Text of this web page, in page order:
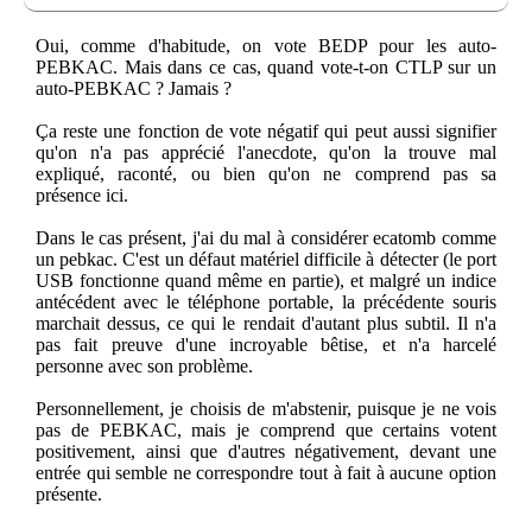
Oui, comme d'habitude, on vote BEDP pour les auto-
PEBKAC. Mais dans ce cas, quand vote-t-on CTLP sur un
auto-PEBKAC ? Jamais ?
Ça reste une fonction de vote négatif qui peut aussi signifier
qu'on n'a pas apprécié l'anecdote, qu'on la trouve mal
expliqué, raconté, ou bien qu'on ne comprend pas sa
présence ici.
Dans le cas présent, j'ai du mal à considérer ecatomb comme
un pebkac. C'est un défaut matériel difficile à détecter (le port
USB fonctionne quand même en partie), et malgré un indice
antécédent avec le téléphone portable, la précédente souris
marchait dessus, ce qui le rendait d'autant plus subtil. Il n'a
pas fait preuve d'une incroyable bêtise, et n'a harcelé
personne avec son problème.
Personnellement, je choisis de m'abstenir, puisque je ne vois
pas de PEBKAC, mais je comprend que certains votent
positivement, ainsi que d'autres négativement, devant une
entrée qui semble ne correspondre tout à fait à aucune option
présente.